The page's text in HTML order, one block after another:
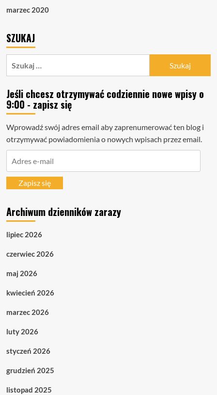
marzec 2020
SZUKAJ
Jeśli chcesz otrzymywać codziennie nowe wpisy o
9:00 - zapisz się
Wprowadź swój adres email aby zaprenumerować ten blog i
otrzymywać powiadomienia o nowych wpisach przez email.
mailZapisz się
Archiwum dzienników zarazy
lipiec 2026
czerwiec 2026
maj 2026
kwiecień 2026
marzec 2026
luty 2026
styczeń 2026
grudzień 2025
listopad 2025